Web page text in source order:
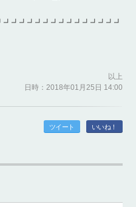
以上
日時：2018年01月25日 14:00
ツイート いいね！